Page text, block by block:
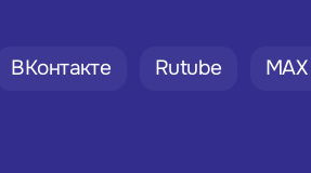
ВКонтакте Rutube MAX